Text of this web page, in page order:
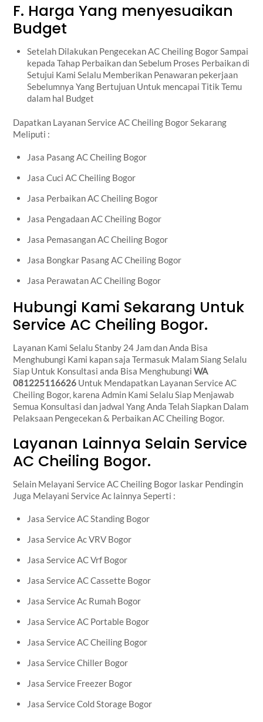
F. Harga Yang menyesuaikan
Budget
Setelah Dilakukan Pengecekan AC Cheiling Bogor Sampai
kepada Tahap Perbaikan dan Sebelum Proses Perbaikan di
Setujui Kami Selalu Memberikan Penawaran pekerjaan
Sebelumnya Yang Bertujuan Untuk mencapai Titik Temu
dalam hal Budget
Dapatkan Layanan Service AC Cheiling Bogor Sekarang
Meliputi :
Jasa Pasang AC Cheiling Bogor
Jasa Cuci AC Cheiling Bogor
Jasa Perbaikan AC Cheiling Bogor
Jasa Pengadaan AC Cheiling Bogor
Jasa Pemasangan AC Cheiling Bogor
Jasa Bongkar Pasang AC Cheiling Bogor
Jasa Perawatan AC Cheiling Bogor
Hubungi Kami Sekarang Untuk
Service AC Cheiling Bogor.
Layanan Kami Selalu Stanby 24 Jam dan Anda Bisa
Menghubungi Kami kapan saja Termasuk Malam Siang Selalu
Siap Untuk Konsultasi anda Bisa MenghubungiWA
081225116626 Untuk Mendapatkan Layanan Service AC
Cheiling Bogor, karena Admin Kami Selalu Siap Menjawab
Semua Konsultasi dan jadwal Yang Anda Telah Siapkan Dalam
Pelaksaan Pengecekan & Perbaikan AC Cheiling Bogor.
Layanan Lainnya Selain Service
AC Cheiling Bogor.
Selain Melayani Service AC Cheiling Bogor laskar Pendingin
Juga Melayani Service Ac lainnya Seperti :
Jasa Service AC Standing Bogor
Jasa Service Ac VRV Bogor
Jasa Service AC Vrf Bogor
Jasa Service AC Cassette Bogor
Jasa Service Ac Rumah Bogor
Jasa Service AC Portable Bogor
Jasa Service AC Cheiling Bogor
Jasa Service Chiller Bogor
Jasa Service Freezer Bogor
Jasa Service Cold Storage Bogor